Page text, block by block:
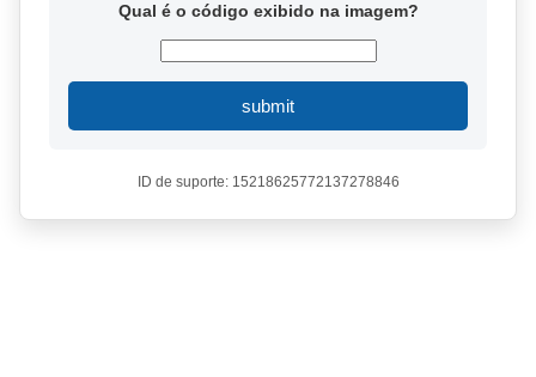
Qual é o código exibido na imagem?
submit
ID de suporte: 15218625772137278846